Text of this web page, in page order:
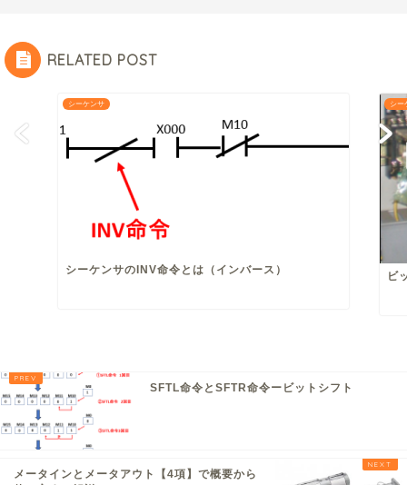
RELATED POST
シーケンサ
シーケンサのINV命令とは（インバース）
シー
ビ
SFTL命令とSFTR命令ービットシフト
メータインとメータアウト【4項】で概要から